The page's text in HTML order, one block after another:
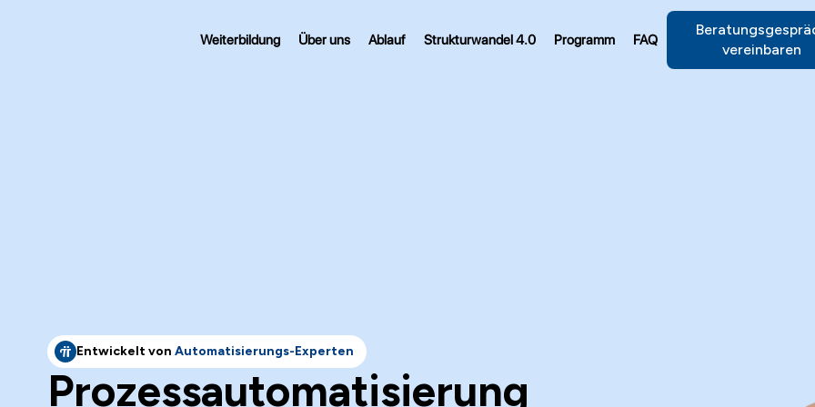
Weiterbildung Über uns Ablauf Strukturwandel 4.0 Programm FAQ
vereinbaren
Entwickelt von Automatisierungs-Experten
Prozessautomatisierung